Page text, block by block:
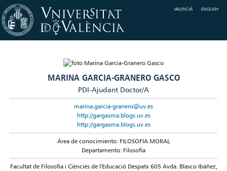
VALENCIÀ ENGLISH
MARINA GARCIA-GRANERO GASCO
PDI-Ajudant Doctor/A
marina.garcia-granero@uv.es
http://gargasma.blogs.uv.es
http://gargasma.blogs.uv.es
Área de conocimiento: FILOSOFIA MORAL
Departamento: Filosofía
Facultat de Filosofia i Ciències de l'Educació Despatx 605 Avda. Blasco Ibáñez,